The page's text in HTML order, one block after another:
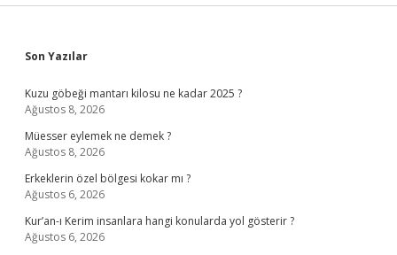
Sidebar
Son Yazılar
Kuzu göbeği mantarı kilosu ne kadar 2025 ?
Ağustos 8, 2026
Müesser eylemek ne demek ?
Ağustos 8, 2026
Erkeklerin özel bölgesi kokar mı ?
Ağustos 6, 2026
Kur’an-ı Kerim insanlara hangi konularda yol gösterir ?
Ağustos 6, 2026